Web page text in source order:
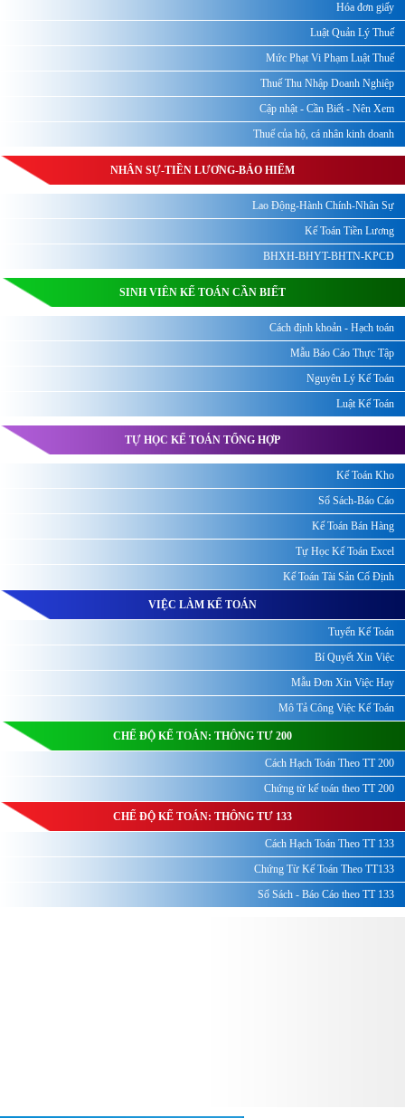
Hóa đơn giấy
Luật Quản Lý Thuế
Mức Phạt Vi Phạm Luật Thuế
Thuế Thu Nhập Doanh Nghiệp
Cập nhật - Cần Biết - Nên Xem
Thuế của hộ, cá nhân kinh doanh
NHÂN SỰ-TIỀN LƯƠNG-BẢO HIỂM
Lao Động-Hành Chính-Nhân Sự
Kế Toán Tiền Lương
BHXH-BHYT-BHTN-KPCĐ
SINH VIÊN KẾ TOÁN CẦN BIẾT
Cách định khoản - Hạch toán
Mẫu Báo Cáo Thực Tập
Nguyên Lý Kế Toán
Luật Kế Toán
TỰ HỌC KẾ TOÁN TỔNG HỢP
Kế Toán Kho
Sổ Sách-Báo Cáo
Kế Toán Bán Hàng
Tự Học Kế Toán Excel
Kế Toán Tài Sản Cố Định
VIỆC LÀM KẾ TOÁN
Tuyển Kế Toán
Bí Quyết Xin Việc
Mẫu Đơn Xin Việc Hay
Mô Tả Công Việc Kế Toán
CHẾ ĐỘ KẾ TOÁN: THÔNG TƯ 200
Cách Hạch Toán Theo TT 200
Chứng từ kế toán theo TT 200
CHẾ ĐỘ KẾ TOÁN: THÔNG TƯ 133
Cách Hạch Toán Theo TT 133
Chứng Từ Kế Toán Theo TT133
Sổ Sách - Báo Cáo theo TT 133